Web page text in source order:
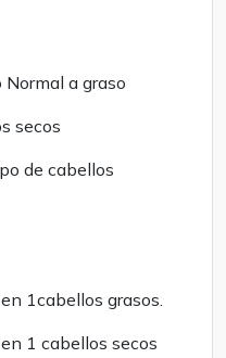
a graso
secos
de cabellos
1cabellos grasos.
1 cabellos secos